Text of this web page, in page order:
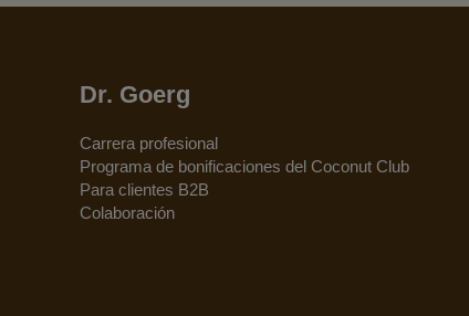
Dr. Goerg
Carrera profesional
Programa de bonificaciones del Coconut Club
Para clientes B2B
Colaboración